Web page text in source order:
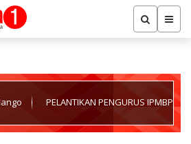
PELANTIKAN PENGURUS IPMBP